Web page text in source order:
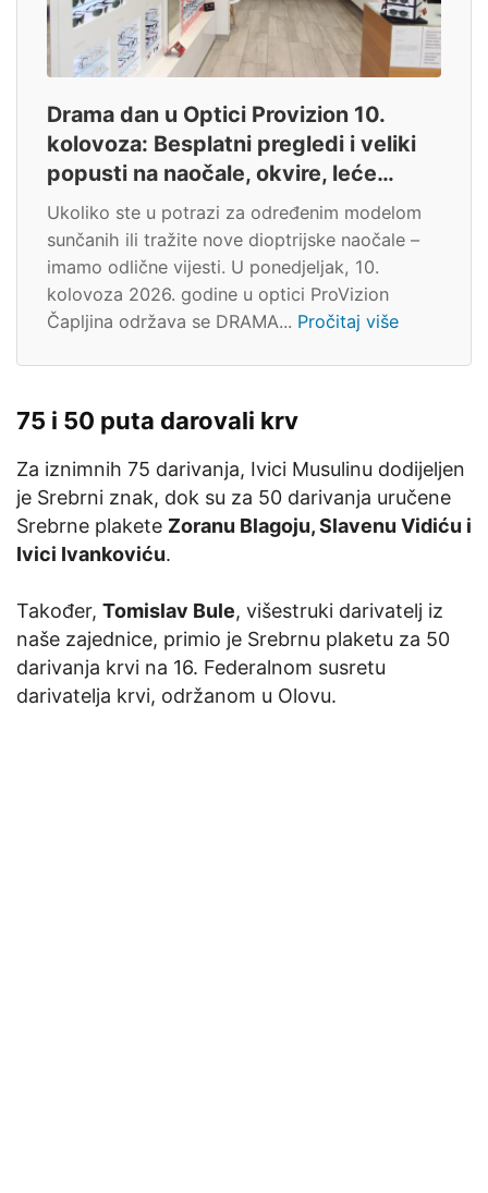
Drama dan u Optici Provizion 10.
kolovoza: Besplatni pregledi i veliki
popusti na naočale, okvire, leće…
Ukoliko ste u potrazi za određenim modelom
sunčanih ili tražite nove dioptrijske naočale –
imamo odlične vijesti. U ponedjeljak, 10.
kolovoza 2026. godine u optici ProVizion
Čapljina održava se DRAMA... Pročitaj više
75 i 50 puta darovali krv
Za iznimnih 75 darivanja, Ivici Musulinu dodijeljen
je Srebrni znak, dok su za 50 darivanja uručene
Srebrne plakete Zoranu Blagoju, Slavenu Vidiću i
Ivici Ivankoviću.
Također, Tomislav Bule, višestruki darivatelj iz
naše zajednice, primio je Srebrnu plaketu za 50
darivanja krvi na 16. Federalnom susretu
darivatelja krvi, održanom u Olovu.